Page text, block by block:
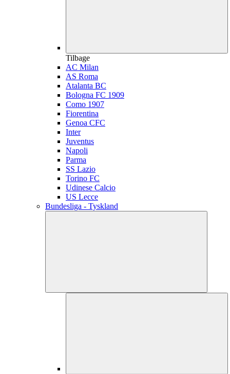
Tilbage
AC Milan
AS Roma
Atalanta BC
Bologna FC 1909
Como 1907
Fiorentina
Genoa CFC
Inter
Juventus
Napoli
Parma
SS Lazio
Torino FC
Udinese Calcio
US Lecce
Bundesliga - Tyskland